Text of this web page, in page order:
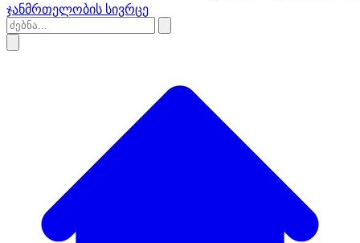
ჯანმრთელობის სივრცე